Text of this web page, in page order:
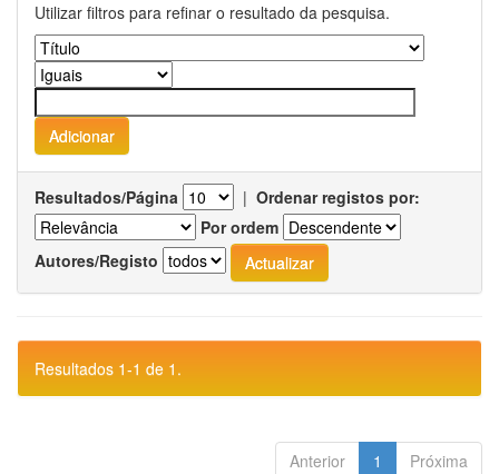
Utilizar filtros para refinar o resultado da pesquisa.
Resultados/Página | Ordenar registos por:
Por ordem
Autores/Registo
Resultados 1-1 de 1.
Anterior 1 Próxima